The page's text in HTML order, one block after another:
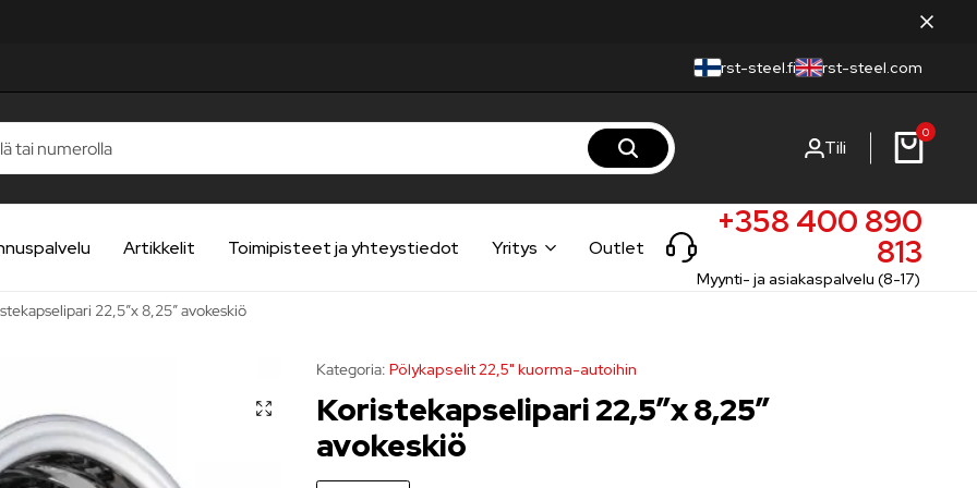
rst-steel.fi rst-steel.com
Tili
0
Artikkelit Toimipisteet ja yhteystiedot Yritys Outlet
+358 400 890
813
Myynti- ja asiakaspalvelu (8-17)
22,5″x 8,25″ avokeskiö
Kategoria: Pölykapselit 22,5" kuorma-autoihin
Koristekapselipari 22,5″x 8,25″
avokeskiö